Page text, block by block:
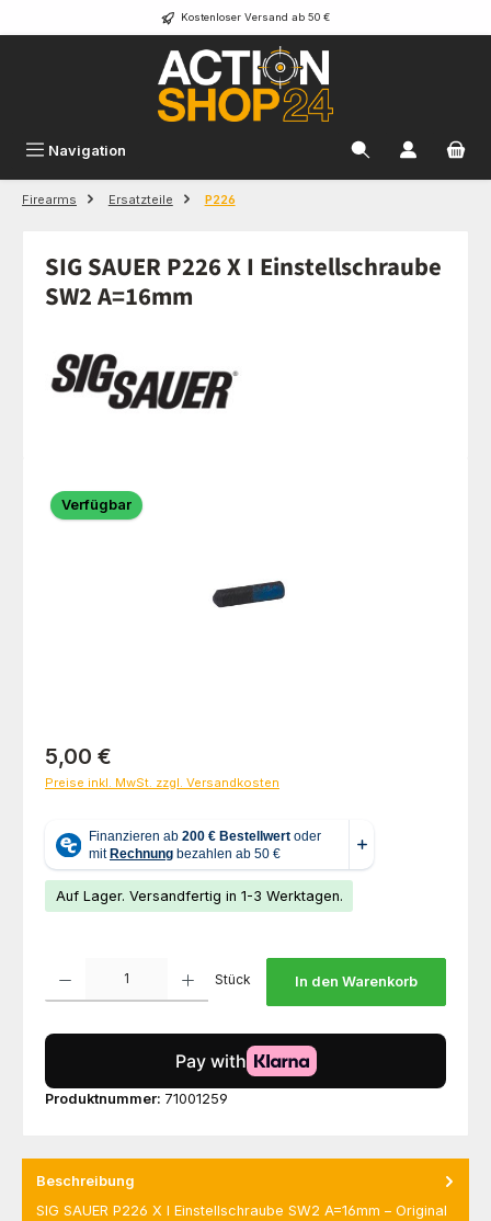
Zum Hauptinhalt springen Kostenloser Versand ab 50 €
Navigation
Firearms Ersatzteile P226
SIG SAUER P226 X I Einstellschraube
SW2 A=16mm
Bildergalerie überspringen
Verfügbar
Regulärer Preis:
5,00 €
Preise inkl. MwSt. zzgl. Versandkosten
Auf Lager. Versandfertig in 1-3 Werktagen.
Stück In den Warenkorb
Produktnummer: 71001259
Beschreibung
SIG SAUER P226 X I Einstellschraube SW2 A=16mm – Original